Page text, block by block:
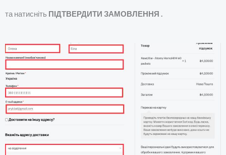
та натисніть ПІДТВЕРДИТИ ЗАМОВЛЕННЯ .